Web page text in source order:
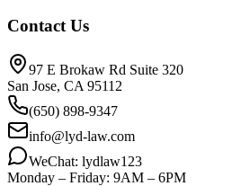
Contact Us
97 E Brokaw Rd Suite 320
San Jose, CA 95112
(650) 898-9347
info@lyd-law.com
WeChat: lydlaw123
Monday – Friday: 9AM – 6PM